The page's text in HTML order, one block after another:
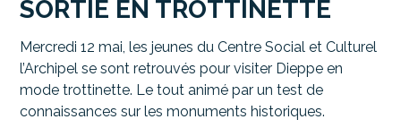
SORTIE EN TROTTINETTE
Mercredi 12 mai, les jeunes du Centre Social et Culturel
l’Archipel se sont retrouvés pour visiter Dieppe en
mode trottinette. Le tout animé par un test de
connaissances sur les monuments historiques.